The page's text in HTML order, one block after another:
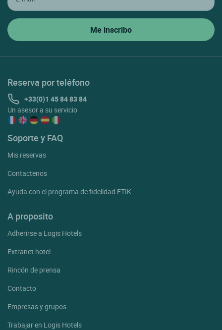
Reserva por teléfono
+33(0)1 45 84 83 84
Un asesor a su servicio
Soporte y FAQ
Mis reservas
Contactenos
Ayuda con el programa de fidelidad ETIK
A proposito
Adherirse a Logis Hotels
Extranet hotel
Rincón de prensa
Contacto
Empresas y grupos
Trabajar en Logis Hotels